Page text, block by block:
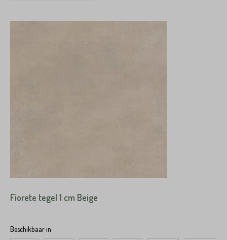
Fiorete tegel 1 cm Beige
Beschikbaar in